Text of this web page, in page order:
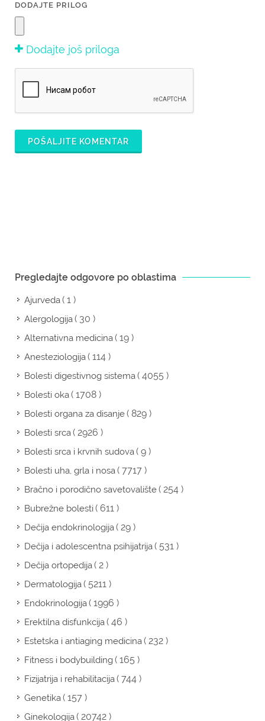
DODAJTE PRILOG
Dodajte još priloga
POŠALJITE KOMENTAR
Pregledajte odgovore po oblastima
Ajurveda( 1 )
Alergologija( 30 )
Alternativna medicina( 19 )
Anesteziologija( 114 )
Bolesti digestivnog sistema( 4055 )
Bolesti oka( 1708 )
Bolesti organa za disanje( 829 )
Bolesti srca( 2926 )
Bolesti srca i krvnih sudova( 9 )
Bolesti uha, grla i nosa( 7717 )
Bračno i porodično savetovalište( 254 )
Bubrežne bolesti( 611 )
Dečija endokrinologija( 29 )
Dečija i adolescentna psihijatrija( 531 )
Dečija ortopedija( 2 )
Dermatologija( 5211 )
Endokrinologija( 1996 )
Erektilna disfunkcija( 46 )
Estetska i antiaging medicina( 232 )
Fitness i bodybuilding( 165 )
Fizijatrija i rehabilitacija( 744 )
Genetika( 157 )
Ginekologija( 20742 )